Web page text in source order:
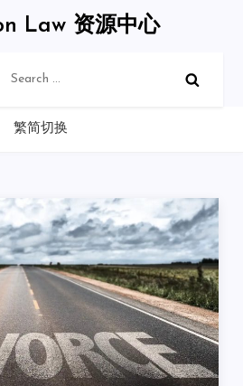
Law 资源中心
for:
繁简切换